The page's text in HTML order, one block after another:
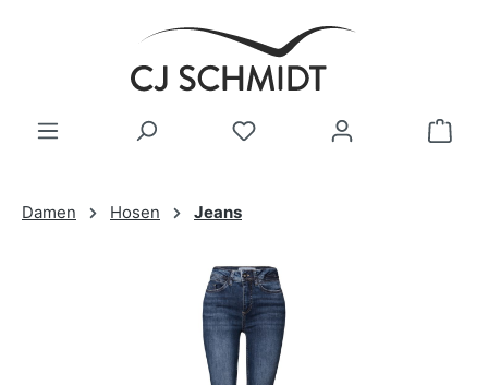
Zum Hauptinhalt springen
Damen Hosen Jeans
Bildergalerie überspringen